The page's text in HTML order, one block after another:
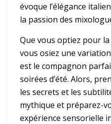
évoque l’élégance
la passion des
Que vous optiez pour
vous osiez une
est le compagnon
soirées d’été. Alors,
les secrets et les
mythique et préparez-
expérience sensorielle